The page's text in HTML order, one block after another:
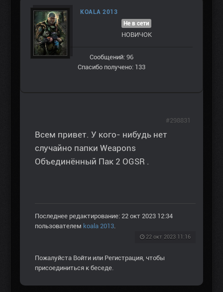
KOALA 2013
Не в сети
НОВИЧОК
Сообщений: 96
Спасибо получено: 133
Всем привет. У кого- нибудь нет
случайно папки Weapons
Объединённый Пак 2 OGSR .
Последнее редактирование: 22 окт 2023 12:34
пользователем koala 2013.
22 окт 2023 11:16
#298831
Пожалуйста Войти или Регистрация, чтобы
присоединиться к беседе.